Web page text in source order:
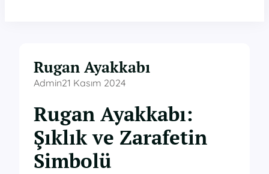
Rugan Ayakkabı
Admin21 Kasım 2024
Rugan Ayakkabı:
Şıklık ve Zarafetin
Simbolü